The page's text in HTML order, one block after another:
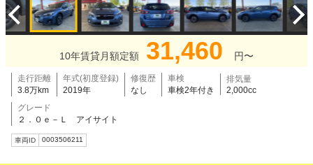
10年賃貸月額定額 31,460 円〜
走行距離
3.8万km
年式(初度登録)
2019年
修復歴
なし
車検
車検2年付き
排気量
2,000cc
グレード
２．０ｅ－Ｌ アイサイト
車両ID 0003506211